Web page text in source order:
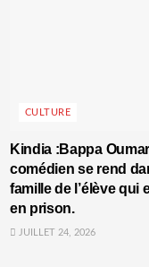
CULTURE
Kindia :Bappa
comédien se rend
famille de l’élève qui
en prison.
JUILLET 24, 2026